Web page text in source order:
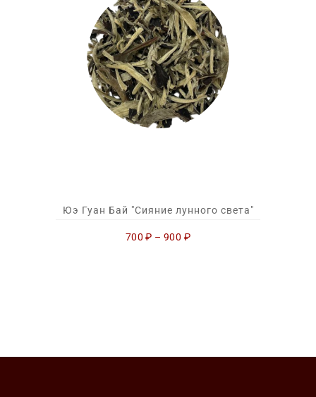
Юэ Гуан Бай "Сияние лунного света"
700₽ –900 ₽